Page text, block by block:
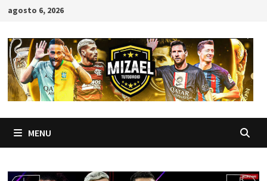
Skip
content
agosto 6, 2026
MENU